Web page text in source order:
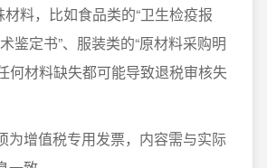
料，比如食品类的“卫生检疫报
鉴定书”、服装类的“原材料采购明
何材料缺失都可能导致退税审核失
为增值税专用发票，内容需与实际